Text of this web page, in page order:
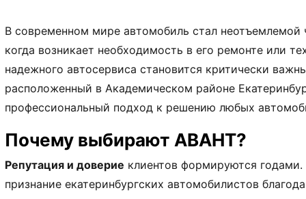
В современном мире автомобиль стал
когда возникает необходимость в его ремонте или
надежного автосервиса становится критически
расположенный в Академическом районе
профессиональный подход к решению любых
Почему выбирают АВАНТ?
Репутация и доверие клиентов формируются
признание екатеринбургских автомобилистов